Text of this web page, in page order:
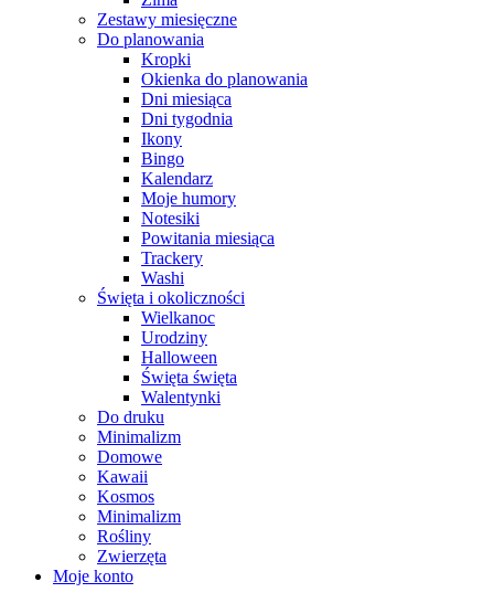
Zestawy miesięczne
Do planowania
Kropki
Okienka do planowania
Dni miesiąca
Dni tygodnia
Ikony
Bingo
Kalendarz
Moje humory
Notesiki
Powitania miesiąca
Trackery
Washi
Święta i okoliczności
Wielkanoc
Urodziny
Halloween
Święta święta
Walentynki
Do druku
Minimalizm
Domowe
Kawaii
Kosmos
Minimalizm
Rośliny
Zwierzęta
Moje konto